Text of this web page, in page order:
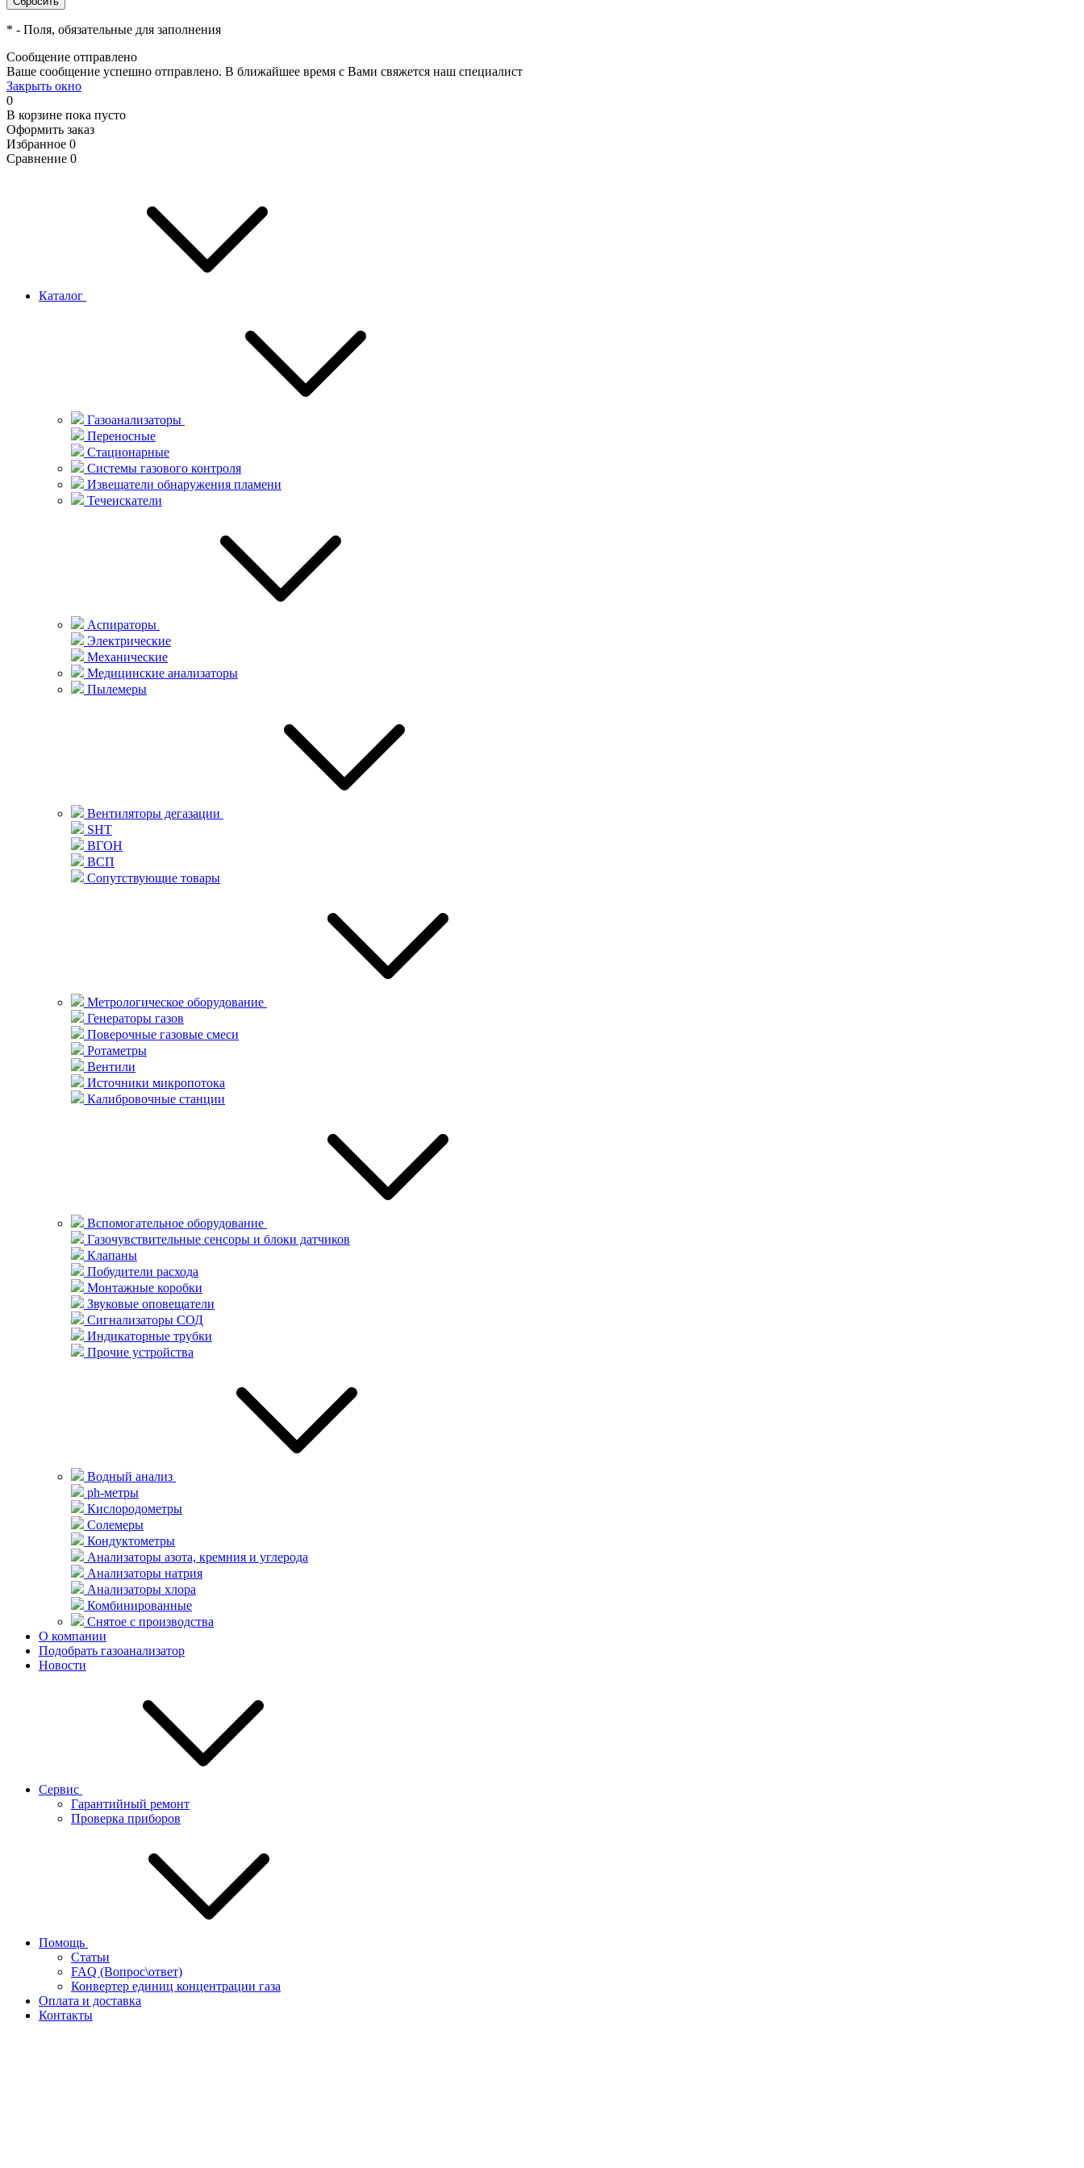
* - Поля, обязательные для заполнения
Сообщение отправлено
Ваше сообщение успешно отправлено. В ближайшее время с Вами свяжется наш специалист
Закрыть окно
0
В корзине пока пусто
Оформить заказ
Избранное 0
Сравнение 0
Каталог
Газоанализаторы
Переносные
Стационарные
Системы газового контроля
Извещатели обнаружения пламени
Течеискатели
Аспираторы
Электрические
Механические
Медицинские анализаторы
Пылемеры
Вентиляторы дегазации
SHT
ВГОН
ВСП
Сопутствующие товары
Метрологическое оборудование
Генераторы газов
Поверочные газовые смеси
Ротаметры
Вентили
Источники микропотока
Калибровочные станции
Вспомогательное оборудование
Газочувствительные сенсоры и блоки датчиков
Клапаны
Побудители расхода
Монтажные коробки
Звуковые оповещатели
Сигнализаторы СОД
Индикаторные трубки
Прочие устройства
Водный анализ
ph-метры
Кислородометры
Солемеры
Кондуктометры
Анализаторы азота, кремния и углерода
Анализаторы натрия
Анализаторы хлора
Комбинированные
Снятое с производства
О компании
Подобрать газоанализатор
Новости
Сервис
Гарантийный ремонт
Проверка приборов
Помощь
Статьи
FAQ (Вопрос\ответ)
Конвертер единиц концентрации газа
Оплата и доставка
Контакты